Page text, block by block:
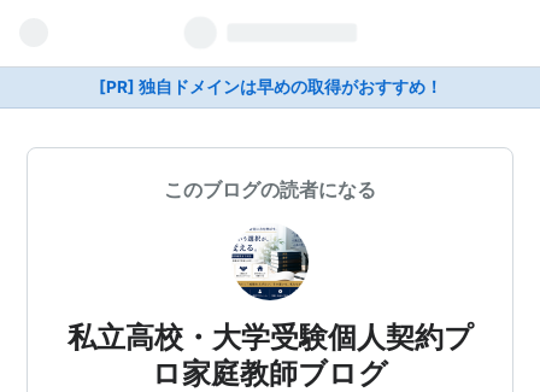
[PR] 独自ドメインは早めの取得がおすすめ！
このブログの読者になる
私立高校・大学受験個人契約プ
ロ家庭教師ブログ